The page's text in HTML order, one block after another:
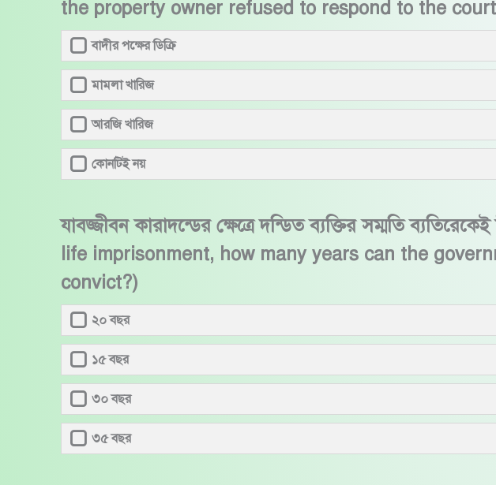
the property owner refused to respond to the
বাদীর পক্ষের ডিক্রি
মামলা খারিজ
আরজি খারিজ
কোনটিই নয়
যাবজ্জীবন কারাদন্ডের ক্ষেত্রে দন্ডিত ব্যক্তির সম্মতি
life imprisonment, how many years can the
convict?)
২০ বছর
১৫ বছর
৩০ বছর
৩৫ বছর